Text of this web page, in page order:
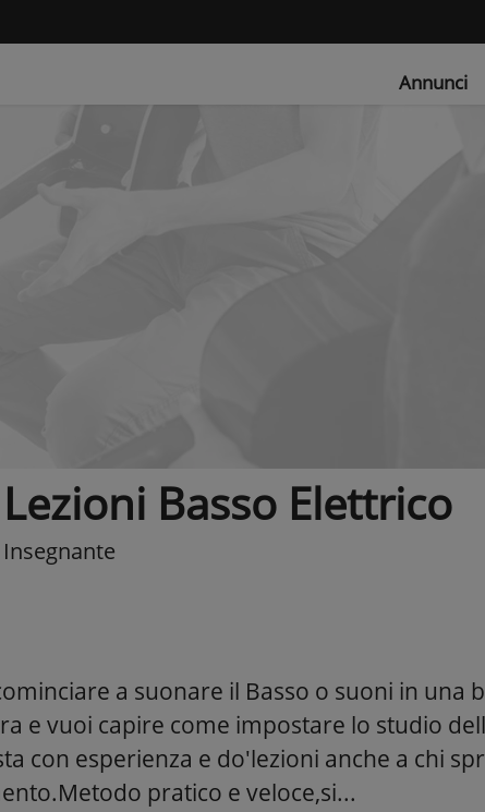
Annunci
Lezioni Basso Elettrico
Insegnante
a suonare il Basso o suoni in una
e vuoi capire come impostare lo studio
con esperienza e do'lezioni anche a chi
pratico e veloce,si...